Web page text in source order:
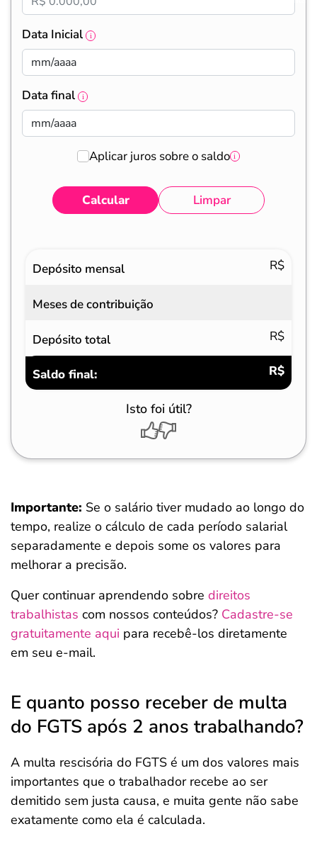
Data Inicial
Data final
Aplicar juros sobre o saldo
Calcular Limpar
Depósito mensal
R$
Meses de contribuição
Depósito total R$
Saldo final: R$
Isto foi útil?
Importante: Se o salário tiver mudado ao longo do
tempo, realize o cálculo de cada período salarial
separadamente e depois some os valores para
melhorar a precisão.
Quer continuar aprendendo sobre direitos
trabalhistas com nossos conteúdos? Cadastre-se
gratuitamente aqui para recebê-los diretamente
em seu e-mail.
E quanto posso receber de multa
do FGTS após 2 anos trabalhando?
A multa rescisória do FGTS é um dos valores mais
importantes que o trabalhador recebe ao ser
demitido sem justa causa, e muita gente não sabe
exatamente como ela é calculada.